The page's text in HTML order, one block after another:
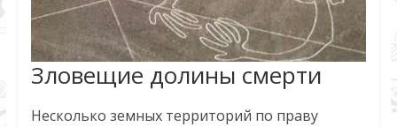
Зловещие долины смерти
Несколько земных территорий по праву